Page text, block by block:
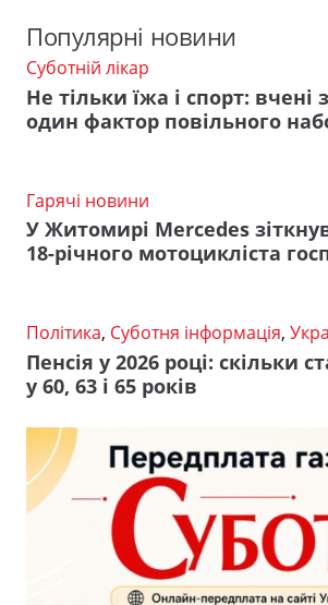
Популярні новини
Суботній лікар
Не тільки їжа і спорт:
один фактор повільного
Гарячі новини
У Житомирі Mercedes
18-річного мотоцикліста
Політика, Суботня інформація,
Пенсія у 2026 році: скільки
у 60, 63 і 65 років